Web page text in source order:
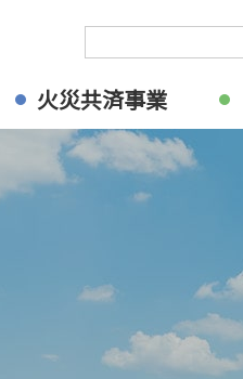
火災共済事業